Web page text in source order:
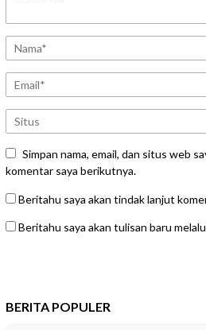
Simpan nama, email, dan situs web
komentar saya berikutnya.
Beritahu saya akan tindak lanjut
Beritahu saya akan tulisan baru
BERITA POPULER